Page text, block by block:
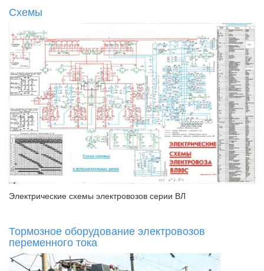
Схемы
Электрические схемы электровозов серии ВЛ
Тормозное оборудование электровозов
переменного тока